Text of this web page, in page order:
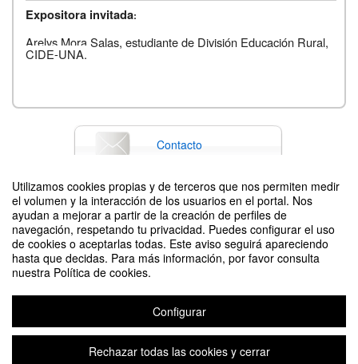
Utilizamos cookies propias y de terceros que nos permiten medir
el volumen y la interacción de los usuarios en el portal. Nos
ayudan a mejorar a partir de la creación de perfiles de
navegación, respetando tu privacidad. Puedes configurar el uso
de cookies o aceptarlas todas. Este aviso seguirá apareciendo
hasta que decidas. Para más información, por favor consulta
nuestra Política de cookies.
Configurar
Rechazar todas las cookies y cerrar
Expositora invitada:
Arelys Mora Salas, estudiante de División Educación Rural,
CIDE-UNA.
Contacto
Difunde tu evento poniendo el siguiente código en tu sitio
Programa: Praxis TV UNA Extensión Crítica: Perspectivas comunitarias
Organizado por Vicerrectoría de Extensión